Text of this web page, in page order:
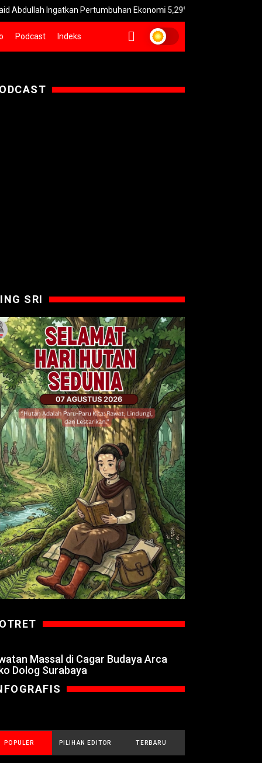
Ingatkan Pertumbuhan Ekonomi 5,29% Bersifat Sementara
Podcast Indeks
SRI
Massal di Cagar Budaya Arca
Dolog Surabaya
POPULER PILIHAN EDITOR TERBARU